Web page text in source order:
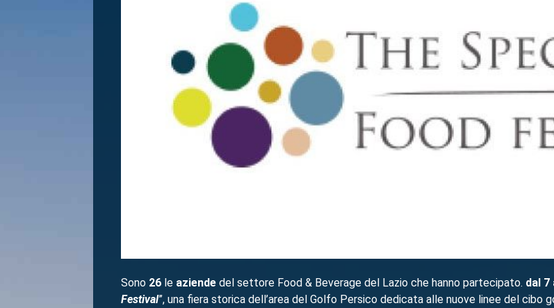
Sono 26 le aziendedel settore Food & Beverage del Lazio che hanno partecipato. dal 7
Festival”, una fiera storica dell’area del Golfo Persico dedicata alle nuove linee del cibo